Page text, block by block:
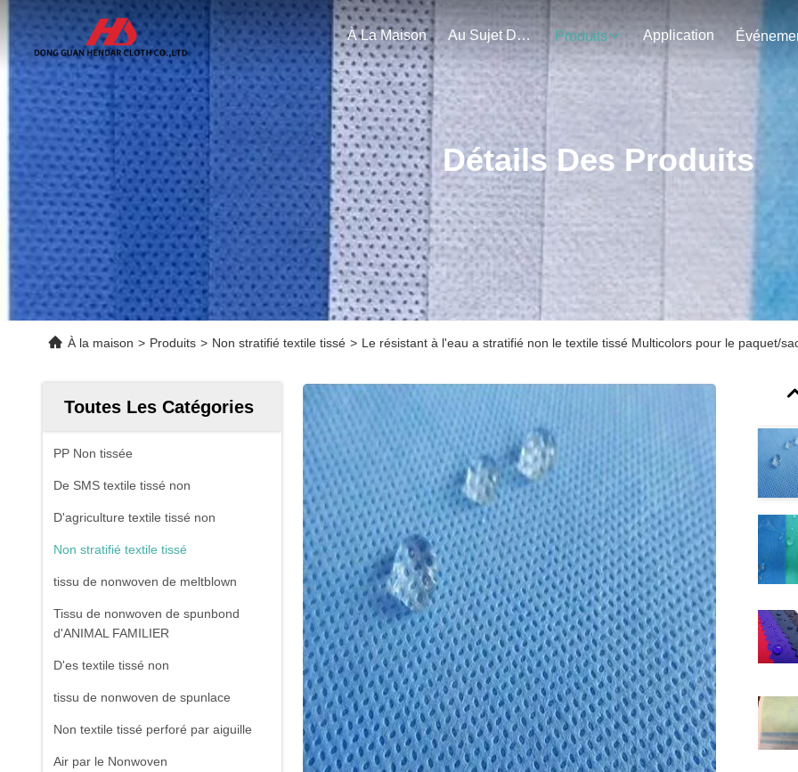
À La Maison Au Sujet De Nous Produits Application
Détails Des Produits
À la maison > Produits > Non stratifié textile tissé > Le résistant à l'eau a stratifié non le textile tissé Multicolors pour le paquet/
Toutes Les Catégories
PP Non tissée
De SMS textile tissé non
D'agriculture textile tissé non
Non stratifié textile tissé
tissu de nonwoven de meltblown
Tissu de nonwoven de spunbond
d'ANIMAL FAMILIER
D'es textile tissé non
tissu de nonwoven de spunlace
Non textile tissé perforé par aiguille
Air par le Nonwoven